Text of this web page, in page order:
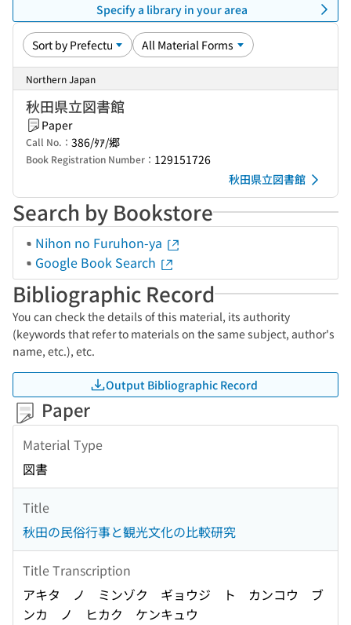
Specify a library in your area
Northern Japan
秋田県立図書館
Paper
Call No.： 386/ﾀｱ/郷
Book Registration Number： 129151726
秋田県立図書館
Search by Bookstore
Nihon no Furuhon-ya
Google Book Search
Bibliographic Record
You can check the details of this material, its authority
(keywords that refer to materials on the same subject, author's
name, etc.), etc.
Output Bibliographic Record
Paper
Material Type
図書
Title
秋田の民俗行事と観光文化の比較研究
Title Transcription
アキタ ノ ミンゾク ギョウジ ト カンコウ ブ
ンカ ノ ヒカク ケンキュウ